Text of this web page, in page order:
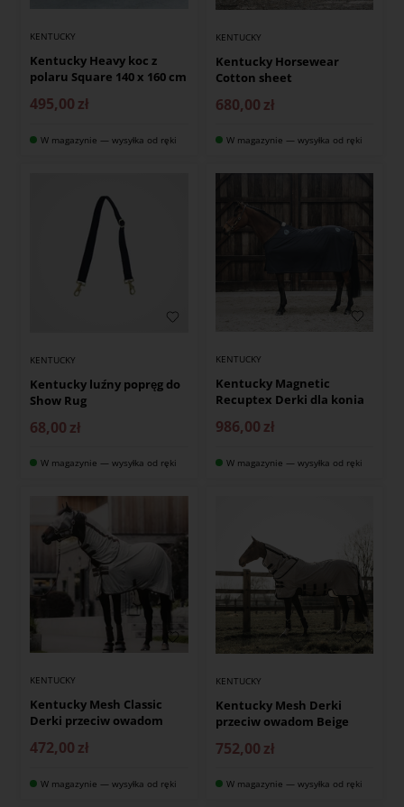
KENTUCKY
Kentucky Heavy koc z
polaru Square 140 x 160 cm
495,00 zł
W magazynie — wysyłka od ręki
KENTUCKY
Kentucky Horsewear
Cotton sheet
680,00 zł
W magazynie — wysyłka od ręki
KENTUCKY
Kentucky luźny popręg do
Show Rug
68,00 zł
W magazynie — wysyłka od ręki
KENTUCKY
Kentucky Magnetic
Recuptex Derki dla konia
986,00 zł
W magazynie — wysyłka od ręki
KENTUCKY
Kentucky Mesh Classic
Derki przeciw owadom
472,00 zł
W magazynie — wysyłka od ręki
KENTUCKY
Kentucky Mesh Derki
przeciw owadom Beige
752,00 zł
W magazynie — wysyłka od ręki